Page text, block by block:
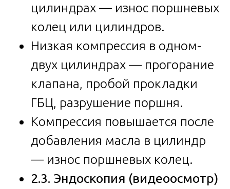
цилиндрах — износ поршневых
колец или цилиндров.
Низкая компрессия в одном-
двух цилиндрах — прогорание
клапана, пробой прокладки
ГБЦ, разрушение поршня.
Компрессия повышается после
добавления масла в цилиндр
— износ поршневых колец.
2.3. Эндоскопия (видеоосмотр)